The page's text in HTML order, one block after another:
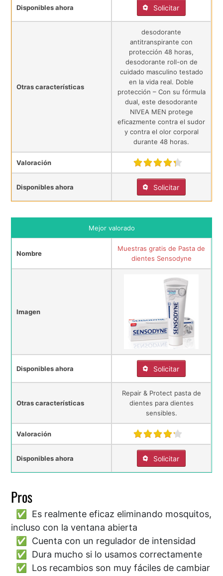
Disponibles ahora Solicitar
Otras características
desodorante
antitranspirante con
protección 48 horas,
desodorante roll-on de
cuidado masculino testado
en la vida real. Doble
protección – Con su fórmula
dual, este desodorante
NIVEA MEN protege
eficazmente contra el sudor
y contra el olor corporal
durante 48 horas.
Valoración
Disponibles ahora Solicitar
Mejor valorado
Nombre
Muestras gratis de Pasta de
dientes Sensodyne
Imagen
Disponibles ahora Solicitar
Otras características
Repair & Protect pasta de
dientes para dientes
sensibles.
Valoración
Disponibles ahora Solicitar
Pros
Es realmente eficaz eliminando mosquitos,
incluso con la ventana abierta
Cuenta con un regulador de intensidad
Dura mucho si lo usamos correctamente
Los recambios son muy fáciles de cambiar